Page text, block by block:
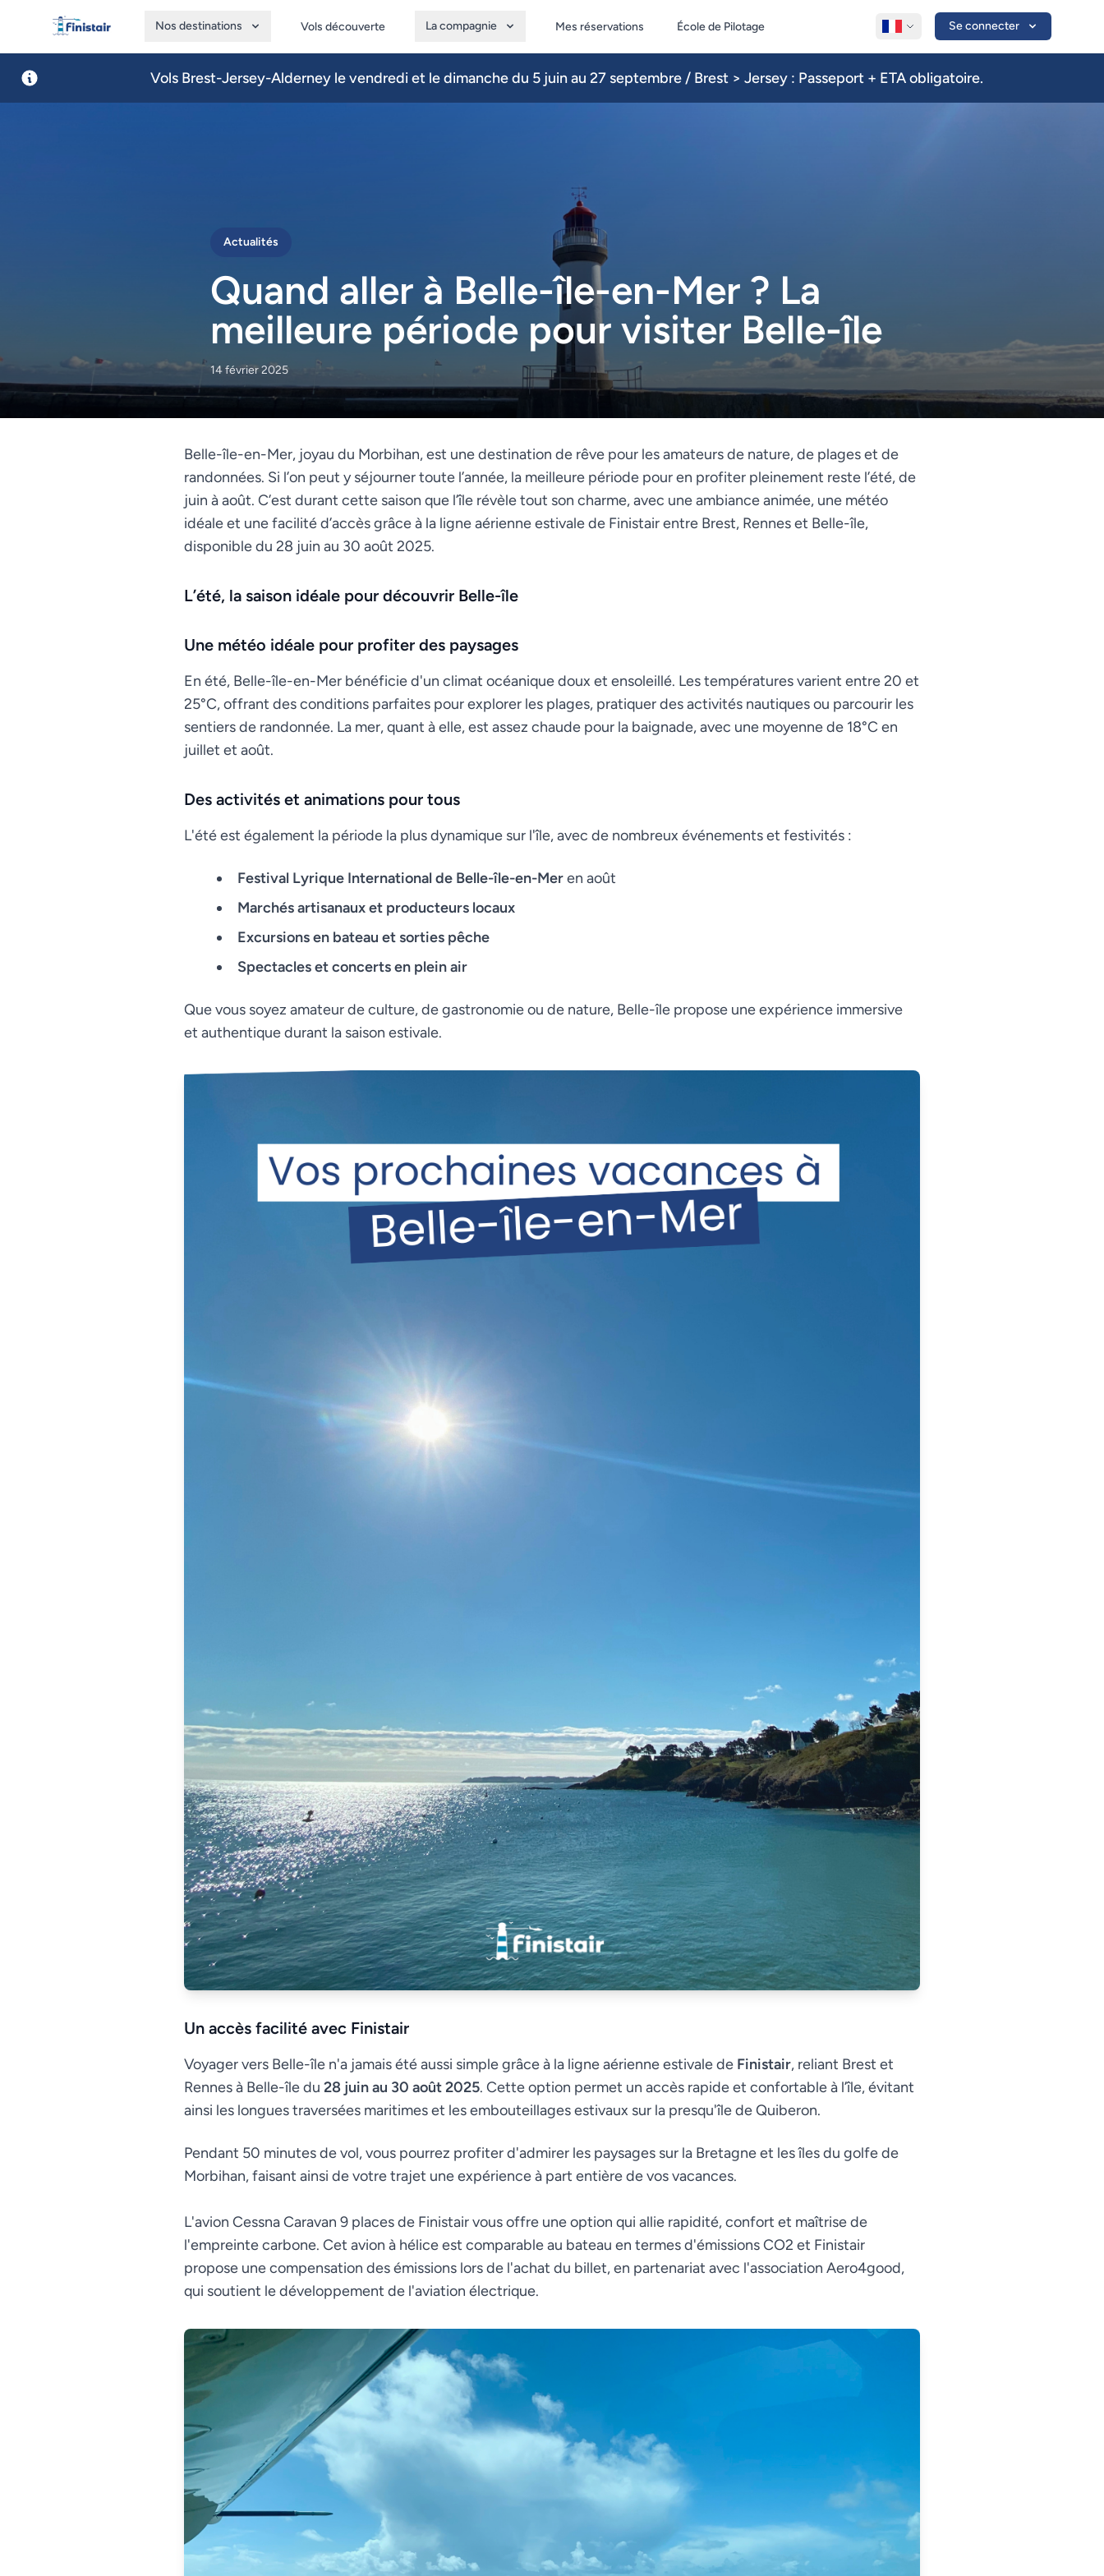
Finistair
Nos destinations Vols découverte La compagnie Mes réservations École de Pilotage Se connecter
Vols Brest-Jersey-Alderney le vendredi et le dimanche du 5 juin au 27 septembre / Brest > Jersey : Passeport + ETA obligatoire.
Actualités
Quand aller à Belle-île-en-Mer ? La
meilleure période pour visiter Belle-île
14 février 2025
Belle-île-en-Mer, joyau du Morbihan, est une destination de rêve pour les amateurs de nature, de plages et de
randonnées. Si l’on peut y séjourner toute l’année, la meilleure période pour en profiter pleinement reste l’été, de
juin à août. C’est durant cette saison que l’île révèle tout son charme, avec une ambiance animée, une météo
idéale et une facilité d’accès grâce à la ligne aérienne estivale de Finistair entre Brest, Rennes et Belle-île,
disponible du 28 juin au 30 août 2025.
L’été, la saison idéale pour découvrir Belle-île
Une météo idéale pour profiter des paysages
En été, Belle-île-en-Mer bénéficie d'un climat océanique doux et ensoleillé. Les températures varient entre 20 et
25°C, offrant des conditions parfaites pour explorer les plages, pratiquer des activités nautiques ou parcourir les
sentiers de randonnée. La mer, quant à elle, est assez chaude pour la baignade, avec une moyenne de 18°C en
juillet et août.
Des activités et animations pour tous
L'été est également la période la plus dynamique sur l'île, avec de nombreux événements et festivités :
Festival Lyrique International de Belle-île-en-Meren août
Marchés artisanaux et producteurs locaux
Excursions en bateau et sorties pêche
Spectacles et concerts en plein air
Que vous soyez amateur de culture, de gastronomie ou de nature, Belle-île propose une expérience immersive
et authentique durant la saison estivale.
Un accès facilité avec Finistair
Voyager vers Belle-île n'a jamais été aussi simple grâce à la ligne aérienne estivale de Finistair, reliant Brest et
Rennes à Belle-île du 28 juin au 30 août 2025. Cette option permet un accès rapide et confortable à l’île, évitant
ainsi les longues traversées maritimes et les embouteillages estivaux sur la presqu'île de Quiberon.
Pendant 50 minutes de vol, vous pourrez profiter d'admirer les paysages sur la Bretagne et les îles du golfe de
Morbihan, faisant ainsi de votre trajet une expérience à part entière de vos vacances.
L'avion Cessna Caravan 9 places de Finistair vous offre une option qui allie rapidité, confort et maîtrise de
l'empreinte carbone. Cet avion à hélice est comparable au bateau en termes d'émissions CO2 et Finistair
propose une compensation des émissions lors de l'achat du billet, en partenariat avec l'association Aero4good,
qui soutient le développement de l'aviation électrique.